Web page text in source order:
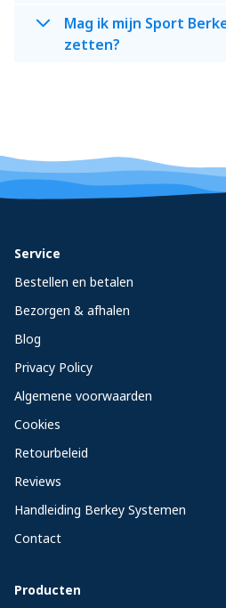
Mag ik mijn Sport
zetten?
Service
Bestellen en betalen
Bezorgen & afhalen
Blog
Privacy Policy
Algemene voorwaarden
Cookies
Retourbeleid
Reviews
Handleiding Berkey Systemen
Contact
Producten